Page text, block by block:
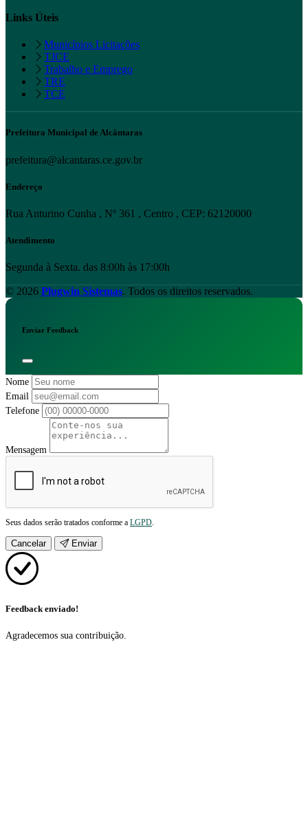
Links Úteis
Municípios Licitações
TJCE
Trabalho e Emprego
TRE
TCE
Prefeitura Municipal de Alcântaras
prefeitura@alcantaras.ce.gov.br
Endereço
Rua Anturino Cunha , Nº 361 , Centro , CEP: 62120000
Atendimento
Segunda à Sexta. das 8:00h às 17:00h
© 2026 Plugwin Sistemas. Todos os direitos reservados.
Enviar Feedback
Nome
Email
Telefone
Mensagem
Seus dados serão tratados conforme a LGPD.
Cancelar Enviar
Feedback enviado!
Agradecemos sua contribuição.